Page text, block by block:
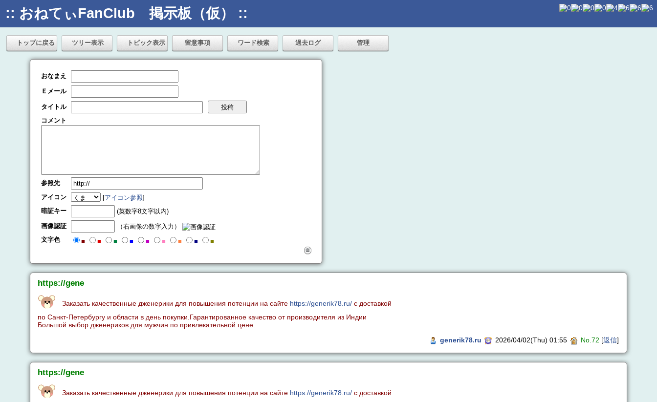
:: おねてぃFanClub 掲示板（仮） ::
トップに戻る ツリー表示 トピック表示 留意事項 ワード検索 過去ログ 管理
おなまえ
Ｅメール
タイトル
コメント
参照先
アイコン
[アイコン参照]
暗証キー
(英数字8文字以内)
画像認証
（右画像の数字入力）
文字色
■ ■ ■ ■ ■ ■ ■ ■ ■
https://gene
Заказать качественные дженерики для повышения потенции на сайте https://generik78.ru/с доставкой
по Санкт-Петербургу и области в день покупки.Гарантированное качество от производителя из Индии
Большой выбор дженериков для мужчин по привлекательной цене.
generik78.ru
2026/04/02(Thu) 01:55 No.72 [返信]
https://gene
Заказать качественные дженерики для повышения потенции на сайте https://generik78.ru/с доставкой